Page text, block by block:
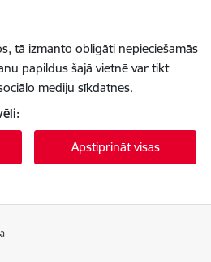
tā izmanto obligāti nepieciešamās
papildus šajā vietnē var tikt
mediju sīkdatnes.
Apstiprināt visas